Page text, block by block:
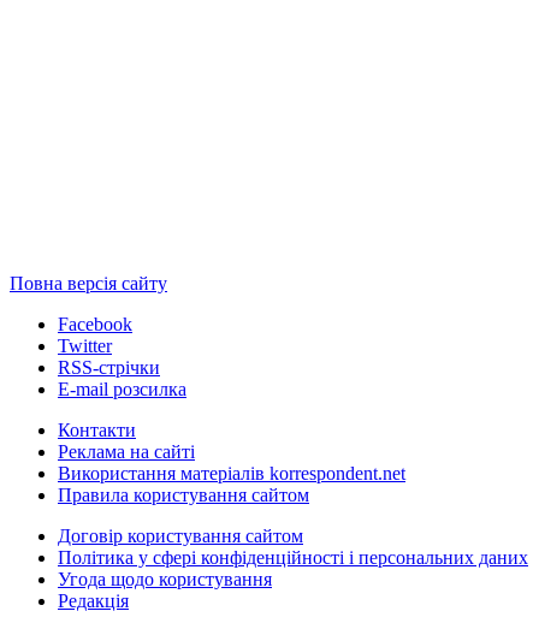
Повна версія сайту
Facebook
Twitter
RSS-стрічки
E-mail розсилка
Контакти
Реклама на сайті
Використання матеріалів korrespondent.net
Правила користування сайтом
Договір користування сайтом
Політика у сфері конфіденційності і персональних даних
Угода щодо користування
Редакція